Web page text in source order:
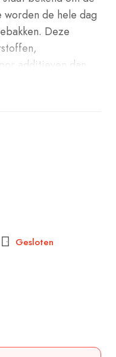
de hele dag
Deze
additieven dan
zijn wij dan ook
Gesloten